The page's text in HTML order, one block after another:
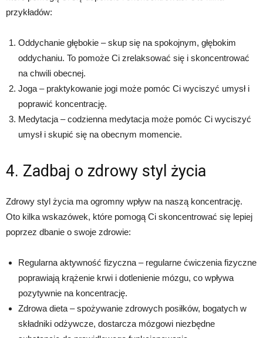
przykładów:
Oddychanie głębokie – skup się na spokojnym, głębokim
oddychaniu. To pomoże Ci zrelaksować się i skoncentrować
na chwili obecnej.
Joga – praktykowanie jogi może pomóc Ci wyciszyć umysł i
poprawić koncentrację.
Medytacja – codzienna medytacja może pomóc Ci wyciszyć
umysł i skupić się na obecnym momencie.
4. Zadbaj o zdrowy styl życia
Zdrowy styl życia ma ogromny wpływ na naszą koncentrację.
Oto kilka wskazówek, które pomogą Ci skoncentrować się lepiej
poprzez dbanie o swoje zdrowie:
Regularna aktywność fizyczna – regularne ćwiczenia fizyczne
poprawiają krążenie krwi i dotlenienie mózgu, co wpływa
pozytywnie na koncentrację.
Zdrowa dieta – spożywanie zdrowych posiłków, bogatych w
składniki odżywcze, dostarcza mózgowi niezbędne